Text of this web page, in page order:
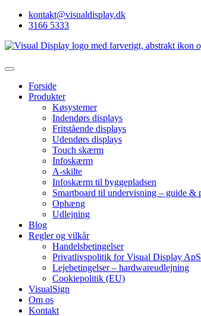
kontakt@visualdisplay.dk
3166 5333
Forside
Produkter
Køsystemer
Indendørs displays
Fritstående displays
Udendørs displays
Touch skærm
Infoskærm
A-skilte
Infoskærm til byggepladsen
Smartboard til undervisning – guide &
Ophæng
Udlejning
Blog
Regler og vilkår
Handelsbetingelser
Privatlivspolitik for Visual Display ApS
Lejebetingelser – hardwareudlejning
Cookiepolitik (EU)
VisualSign
Om os
Kontakt